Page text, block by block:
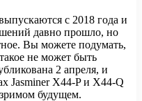
с 2018 года и
давно прошло, но
Вы можете подумать,
не может быть
2 апреля, и
Jasminer X44-P и X44-Q
будущем.